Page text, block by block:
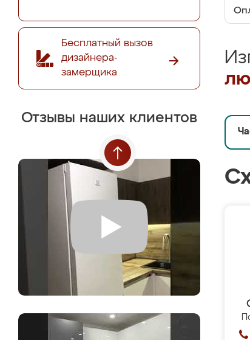
Бесплатный вызов
дизайнера-
замерщика
Отзывы наших клиентов